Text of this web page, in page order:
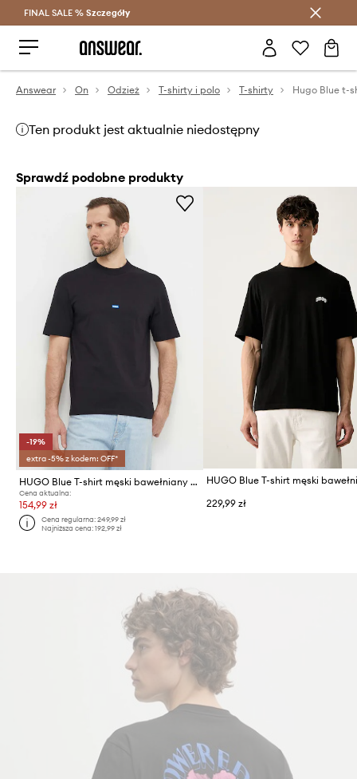
Oszczędzaj z Answear Club >
FINAL SALE % Szczegóły
Answear On Odzież T-shirty i polo T-shirty Hugo Blue t-
Ten produkt jest aktualnie niedostępny
Sprawdź podobne produkty
-19%
extra -5% z kodem: OFF*
HUGO Blue T-shirt męski bawełniany Nieros
Cena aktualna:
154,99 zł
Cena regularna:249,99 zł
Najniższa cena:192,99 zł
229,99 zł